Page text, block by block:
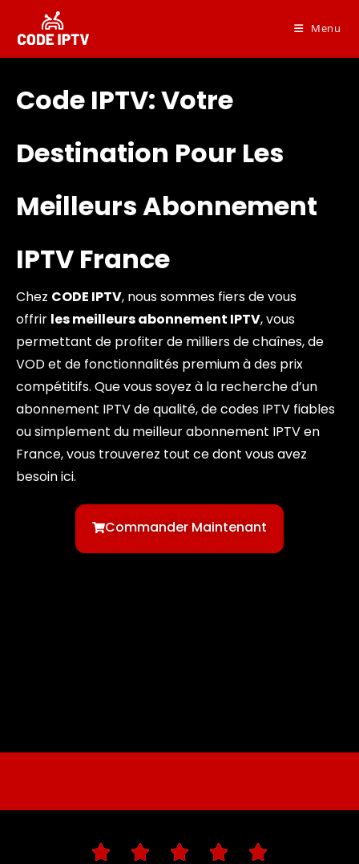
Menu
Code IPTV: Votre
Destination Pour Les
Meilleurs Abonnement
IPTV France
Chez CODE IPTV, nous sommes fiers de vous
offrir lesmeilleurs abonnement IPTV, vous
permettant de profiter de milliers de chaînes, de
VOD et de fonctionnalités premium à des prix
compétitifs. Que vous soyez à la recherche d’un
abonnement IPTV de qualité, de codes IPTV fiables
ou simplement du meilleur abonnement IPTV en
France, vous trouverez tout ce dont vous avez
besoin ici.
Commander Maintenant